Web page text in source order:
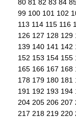
80 81 82 83 84
99 100 101 102
113 114 115 116
126 127 128 129
139 140 141 142
152 153 154 155
165 166 167 168
178 179 180 181
191 192 193 194
204 205 206 207
217 218 219 220